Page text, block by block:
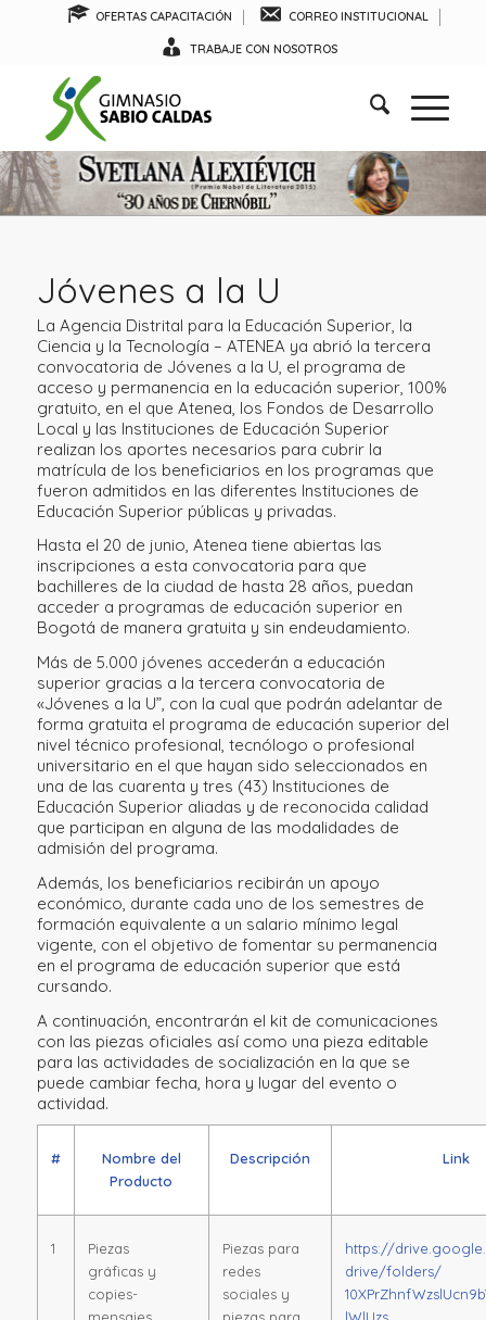
OFERTAS CAPACITACIÓN CORREO INSTITUCIONAL
TRABAJE CON NOSOTROS
Jóvenes a la U
La Agencia Distrital para la Educación Superior, la
Ciencia y la Tecnología – ATENEA ya abrió la tercera
convocatoria de Jóvenes a la U, el programa de
acceso y permanencia en la educación superior, 100%
gratuito, en el que Atenea, los Fondos de Desarrollo
Local y las Instituciones de Educación Superior
realizan los aportes necesarios para cubrir la
matrícula de los beneficiarios en los programas que
fueron admitidos en las diferentes Instituciones de
Educación Superior públicas y privadas.
Hasta el 20 de junio, Atenea tiene abiertas las
inscripciones a esta convocatoria para que
bachilleres de la ciudad de hasta 28 años, puedan
acceder a programas de educación superior en
Bogotá de manera gratuita y sin endeudamiento.
Más de 5.000 jóvenes accederán a educación
superior gracias a la tercera convocatoria de
«Jóvenes a la U”, con la cual que podrán adelantar de
forma gratuita el programa de educación superior del
nivel técnico profesional, tecnólogo o profesional
universitario en el que hayan sido seleccionados en
una de las cuarenta y tres (43) Instituciones de
Educación Superior aliadas y de reconocida calidad
que participan en alguna de las modalidades de
admisión del programa.
Además, los beneficiarios recibirán un apoyo
económico, durante cada uno de los semestres de
formación equivalente a un salario mínimo legal
vigente, con el objetivo de fomentar su permanencia
en el programa de educación superior que está
cursando.
A continuación, encontrarán el kit de comunicaciones
con las piezas oficiales así como una pieza editable
para las actividades de socialización en la que se
puede cambiar fecha, hora y lugar del evento o
actividad.
#
Nombre del
Producto
Descripción Link
1
Piezas
gráficas y
copies-
mensajes
Piezas para
redes
sociales y
piezas para
https://
drive/folders/
lWlUzs